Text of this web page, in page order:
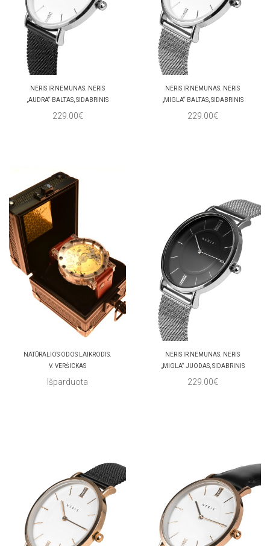
NERIS IR NEMUNAS. NERIS
„AUDRA“ BALTAS, SIDABRINIS
229.00€
NERIS IR NEMUNAS. NERIS
„MIGLA“ BALTAS, SIDABRINIS
229.00€
NATŪRALIOS ODOS LAIKRODIS.
V. VERŠICKAS
Išparduota
NERIS IR NEMUNAS. NERIS
„MIGLA“ JUODAS, SIDABRINIS
229.00€